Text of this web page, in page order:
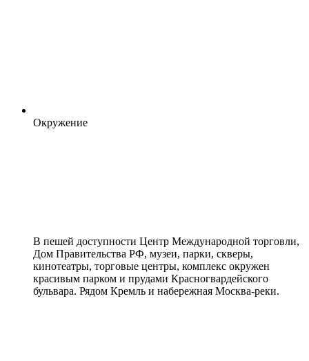
Окружение
В пешей доступности Центр Международной торговли,
Дом Правительства РФ, музеи, парки, скверы,
кинотеатры, торговые центры, комплекс окружен
красивым парком и прудами Красногвардейского
бульвара. Рядом Кремль и набережная Москва-реки.